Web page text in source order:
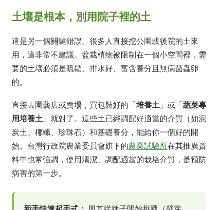
土壤是根本，別用院子裡的土
這是另一個關鍵錯誤。很多人直接挖公園或後院的土來
用，這非常不建議。盆栽植物被限制在一個小空間裡，需
要的土壤必須是疏鬆、排水好、富含養分且無病菌蟲卵
的。
直接去園藝店或賣場，買包裝好的「培養土 」或「蔬菜專
用培養土 」就對了。這些土已經調配好適當的介質（如泥
炭土、椰纖、珍珠石）和基礎養分，能給你一個好的開
始。台灣行政院農業委員會旗下的農業試驗所在其推廣資
料中也常強調，使用清潔、調配適當的栽培介質，是預防
病害的第一步。